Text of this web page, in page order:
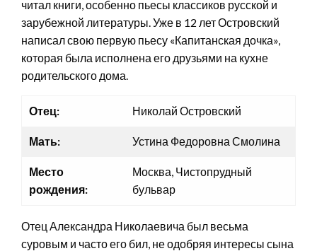
читал книги, особенно пьесы классиков русской и
зарубежной литературы. Уже в 12 лет Островский
написал свою первую пьесу «Капитанская дочка»,
которая была исполнена его друзьями на кухне
родительского дома.
Отец: Николай Островский
Мать: Устина Федоровна Смолина
Место
рождения:
Москва, Чистопрудный
бульвар
Отец Александра Николаевича был весьма
суровым и часто его бил, не одобряя интересы сына